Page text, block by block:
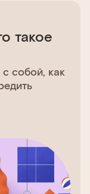
такое
с собой, как